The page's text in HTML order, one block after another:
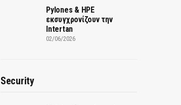
Pylones & HPE
εκσυγχρονίζουν την
Intertan
02/06/2026
Security